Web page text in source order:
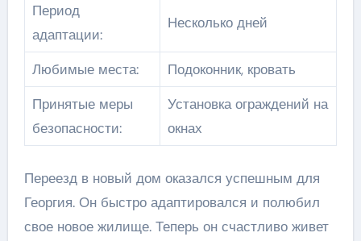
Период
адаптации:
Несколько дней
Любимые места:
Подоконник, кровать
Принятые меры
безопасности:
Установка ограждений на
окнах
Переезд в новый дом оказался успешным для
Георгия. Он быстро адаптировался и полюбил
свое новое жилище. Теперь он счастливо живет